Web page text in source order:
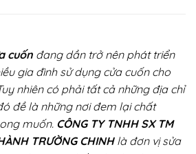
cuốn đang dần trở nên phát triển
gia đình sử dụng cửa cuốn cho
nhiên có phải tất cả những địa chỉ
đề là những nơi đem lại chất
muốn. CÔNG TY TNHH SX TM
TRƯỜNG CHINHlà đơn vị sửa